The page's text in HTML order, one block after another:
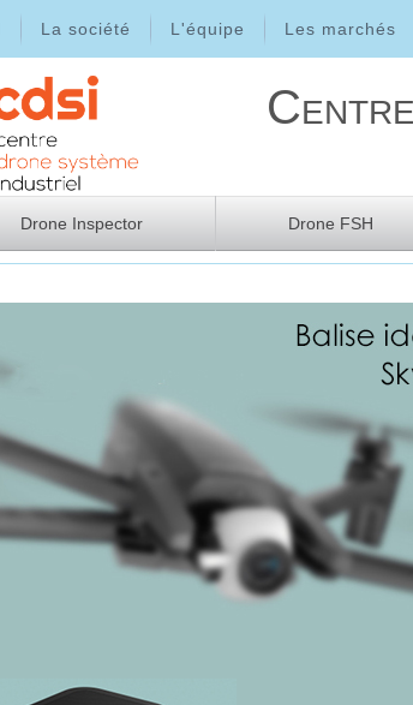
Drone Inspector Drone FSH
La société L'équipe Les marchés